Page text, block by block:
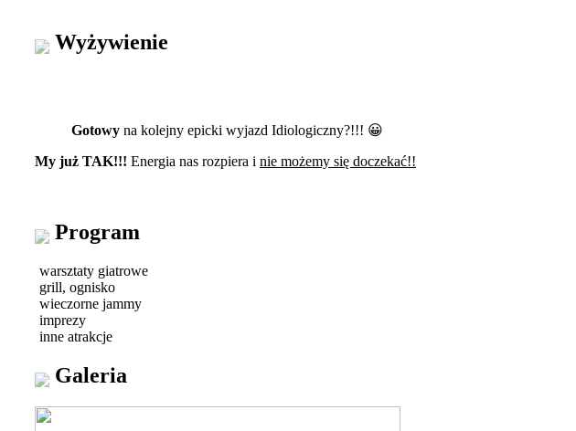
Wyżywienie
Gotowy na kolejny epicki wyjazd Idiologiczny?!!! 😀
My już TAK!!! Energia nas rozpiera i nie możemy się doczekać!!
Program
warsztaty giatrowe
grill, ognisko
wieczorne jammy
imprezy
inne atrakcje
Galeria